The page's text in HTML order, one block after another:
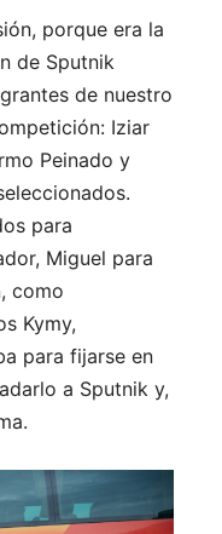
porque era la
de Sputnik
de nuestro
Iziar
Peinado y
para
Miguel para
como
Kymy,
para fijarse en
a Sputnik y,